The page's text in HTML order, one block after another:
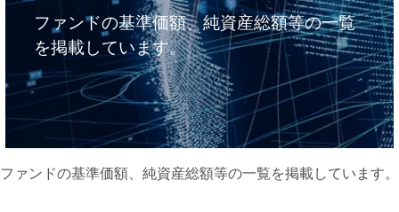
ファンドの基準価額、純資産総額等の一覧
を掲載しています。
ファンドの基準価額、純資産総額等の一覧を掲載しています。